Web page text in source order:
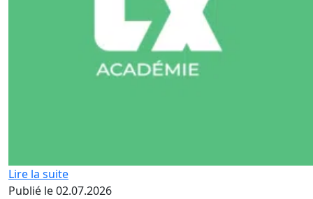
Lire la suite
Publié le 02.07.2026